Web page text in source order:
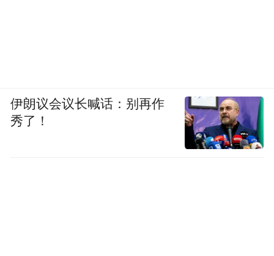
伊朗议会议长喊话：别再作
秀了！